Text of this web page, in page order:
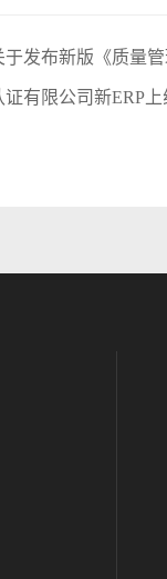
于发布新版《质量
有限公司新ERP上